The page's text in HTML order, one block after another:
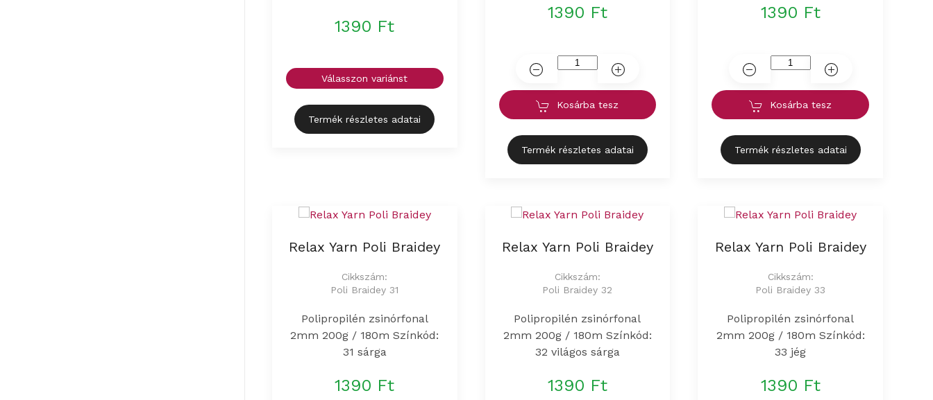
1390 Ft
Válasszon variánst
Termék részletes adatai
1390 Ft
Kosárba tesz
Termék részletes adatai
1390 Ft
Kosárba tesz
Termék részletes adatai
Relax Yarn Poli Braidey
Cikkszám:
Poli Braidey 31
Polipropilén zsinórfonal
2mm 200g / 180m Színkód:
31 sárga
1390 Ft
Relax Yarn Poli Braidey
Cikkszám:
Poli Braidey 32
Polipropilén zsinórfonal
2mm 200g / 180m Színkód:
32 világos sárga
1390 Ft
Relax Yarn Poli Braidey
Cikkszám:
Poli Braidey 33
Polipropilén zsinórfonal
2mm 200g / 180m Színkód:
33 jég
1390 Ft